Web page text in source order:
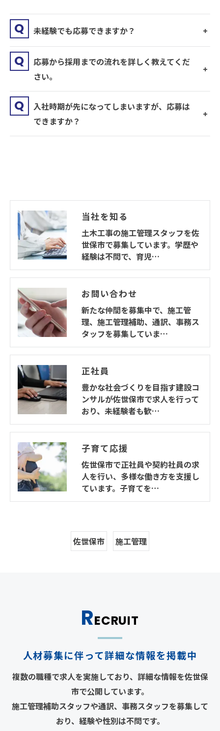
未経験でも応募できますか？
応募から採用までの流れを詳しく教えてくだ
さい。
入社時期が先になってしまいますが、応募は
できますか？
当社を知る
土木工事の施工管理スタッフを佐
世保市で募集しています。学歴や
経験は不問で、育児…
お問い合わせ
新たな仲間を募集中で、施工管
理、施工管理補助、通訳、事務ス
タッフを募集していま…
正社員
豊かな社会づくりを目指す建設コ
ンサルが佐世保市で求人を行って
おり、未経験者も歓…
子育て応援
佐世保市で正社員や契約社員の求
人を行い、多様な働き方を支援し
ています。子育てを…
佐世保市 施工管理
人材募集に伴って詳細な情報を掲載中
RECRUIT
複数の職種で求人を実施しており、詳細な情報を佐世保
市で公開しています。
施工管理補助スタッフや通訳、事務スタッフを募集して
おり、経験や性別は不問です。